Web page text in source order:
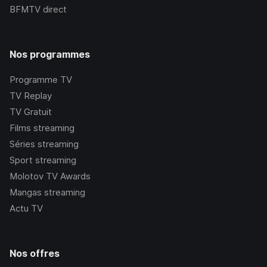
BFMTV direct
Nos programmes
Programme TV
TV Replay
TV Gratuit
Films streaming
Séries streaming
Sport streaming
Molotov TV Awards
Mangas streaming
Actu TV
Nos offres